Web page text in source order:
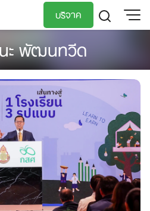
บริจาค
พัฒนทวีด